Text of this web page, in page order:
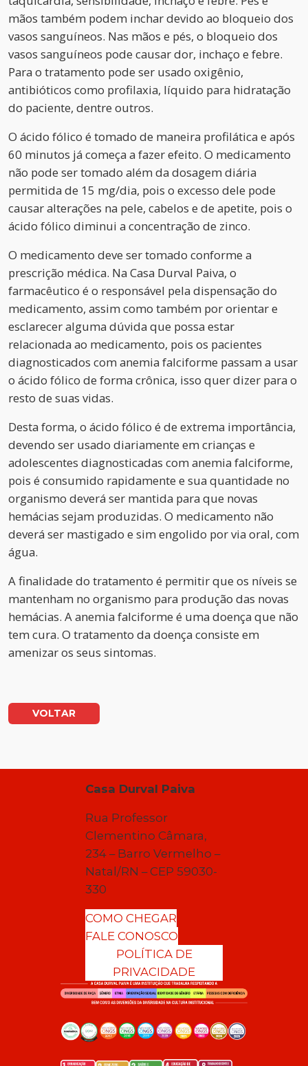
mãos também podem inchar devido ao bloqueio dos
vasos sanguíneos. Nas mãos e pés, o bloqueio dos
vasos sanguíneos pode causar dor, inchaço e febre.
Para o tratamento pode ser usado oxigênio,
antibióticos como profilaxia, líquido para hidratação
do paciente, dentre outros.
O ácido fólico é tomado de maneira profilática e após
60 minutos já começa a fazer efeito. O medicamento
não pode ser tomado além da dosagem diária
permitida de 15 mg/dia, pois o excesso dele pode
causar alterações na pele, cabelos e de apetite, pois o
ácido fólico diminui a concentração de zinco.
O medicamento deve ser tomado conforme a
prescrição médica. Na Casa Durval Paiva, o
farmacêutico é o responsável pela dispensação do
medicamento, assim como também por orientar e
esclarecer alguma dúvida que possa estar
relacionada ao medicamento, pois os pacientes
diagnosticados com anemia falciforme passam a usar
o ácido fólico de forma crônica, isso quer dizer para o
resto de suas vidas.
Desta forma, o ácido fólico é de extrema importância,
devendo ser usado diariamente em crianças e
adolescentes diagnosticadas com anemia falciforme,
pois é consumido rapidamente e sua quantidade no
organismo deverá ser mantida para que novas
hemácias sejam produzidas. O medicamento não
deverá ser mastigado e sim engolido por via oral, com
água.
A finalidade do tratamento é permitir que os níveis se
mantenham no organismo para produção das novas
hemácias. A anemia falciforme é uma doença que não
tem cura. O tratamento da doença consiste em
amenizar os seus sintomas.
VOLTAR
Casa Durval Paiva
Rua Professor
Clementino Câmara,
234 – Barro Vermelho –
Natal/RN – CEP 59030-
330
COMO CHEGAR
FALE CONOSCO
POLÍTICA DE
PRIVACIDADE